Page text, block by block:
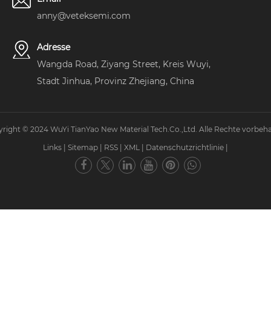
Email
anny@veteksemi.com
Adresse
Wangda Road, Ziyang Street, Kreis Wuyi,
Stadt Jinhua, Provinz Zhejiang, China
© 2024 WuYi TianYao New Material Tech.Co.,Ltd. Alle Rechte
Links | Sitemap | RSS | XML | Datenschutzrichtlinie |